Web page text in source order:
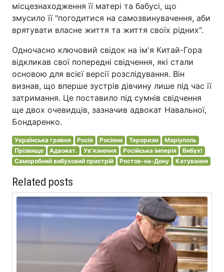
місцезнаходження її матері та бабусі, що
змусило її "погодитися на самозвинувачення, аби
врятувати власне життя та життя своїх рідних".
Одночасно ключовий свідок на ім'я Китай-Гора
відкликав свої попередні свідчення, які стали
основою для всієї версії розслідування. Він
визнав, що вперше зустрів дівчину лише під час її
затримання. Це поставило під сумнів свідчення
ще двох очевидців, зазначив адвокат Навальної,
Бондаренко.
Українська гривня Росія Росіяни Тероризм
Маріуполь
Прізвище
Адвокат. Ув'язнення Російська імперія
Вибух!
Саморобний вибуховий пристрій
Ростов-на-Дону Катування
Related posts